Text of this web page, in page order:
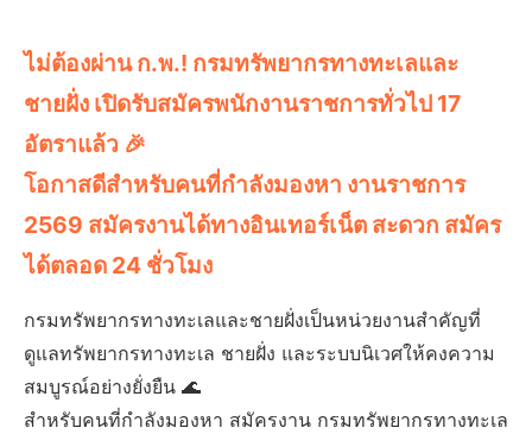
ไม่ต้องผ่าน ก.พ.! กรมทรัพยากรทางทะเลและ
ชายฝั่ง เปิดรับสมัครพนักงานราชการทั่วไป 17
อัตราแล้ว 🎉
โอกาสดีสำหรับคนที่กำลังมองหา งานราชการ
2569 สมัครงานได้ทางอินเทอร์เน็ต สะดวก สมัคร
ได้ตลอด 24 ชั่วโมง
กรมทรัพยากรทางทะเลและชายฝั่งเป็นหน่วยงานสำคัญที่
ดูแลทรัพยากรทางทะเล ชายฝั่ง และระบบนิเวศให้คงความ
สมบูรณ์อย่างยั่งยืน 🌊
สำหรับคนที่กำลังมองหา สมัครงาน กรมทรัพยากรทางทะเล